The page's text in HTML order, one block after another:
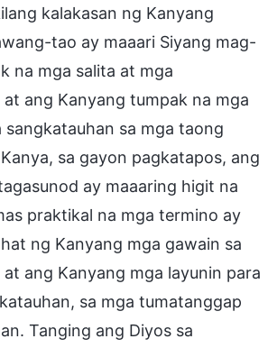
kalakasan ng Kanyang
tao ay maaari Siyang mag-
na mga salita at mga
ang Kanyang tumpak na mga
sangkatauhan sa mga taong
sa gayon pagkatapos, ang
ay maaaring higit na
praktikal na mga termino ay
ng Kanyang mga gawain sa
ang Kanyang mga layunin para
sa mga tumatanggap
Tanging ang Diyos sa